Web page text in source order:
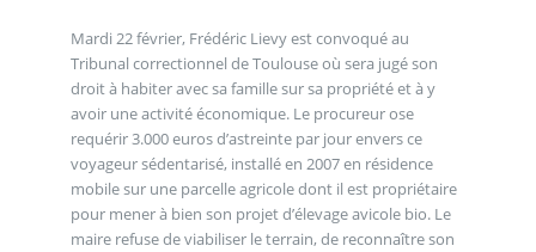
Mardi 22 février, Frédéric Lievy est convoqué au
Tribunal correctionnel de Toulouse où sera jugé son
droit à habiter avec sa famille sur sa propriété et à y
avoir une activité économique. Le procureur ose
requérir 3.000 euros d’astreinte par jour envers ce
voyageur sédentarisé, installé en 2007 en résidence
mobile sur une parcelle agricole dont il est propriétaire
pour mener à bien son projet d’élevage avicole bio. Le
maire refuse de viabiliser le terrain, de reconnaître son